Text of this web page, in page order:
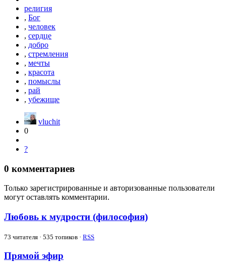
религия
, Бог
, человек
, сердце
, добро
, стремления
, мечты
, красота
, помыслы
, рай
, убежище
vluchit
0
?
0 комментариев
Только зарегистрированные и авторизованные пользователи
могут оставлять комментарии.
Любовь к мудрости (философия)
73 читателя · 535 топиков · RSS
Прямой эфир